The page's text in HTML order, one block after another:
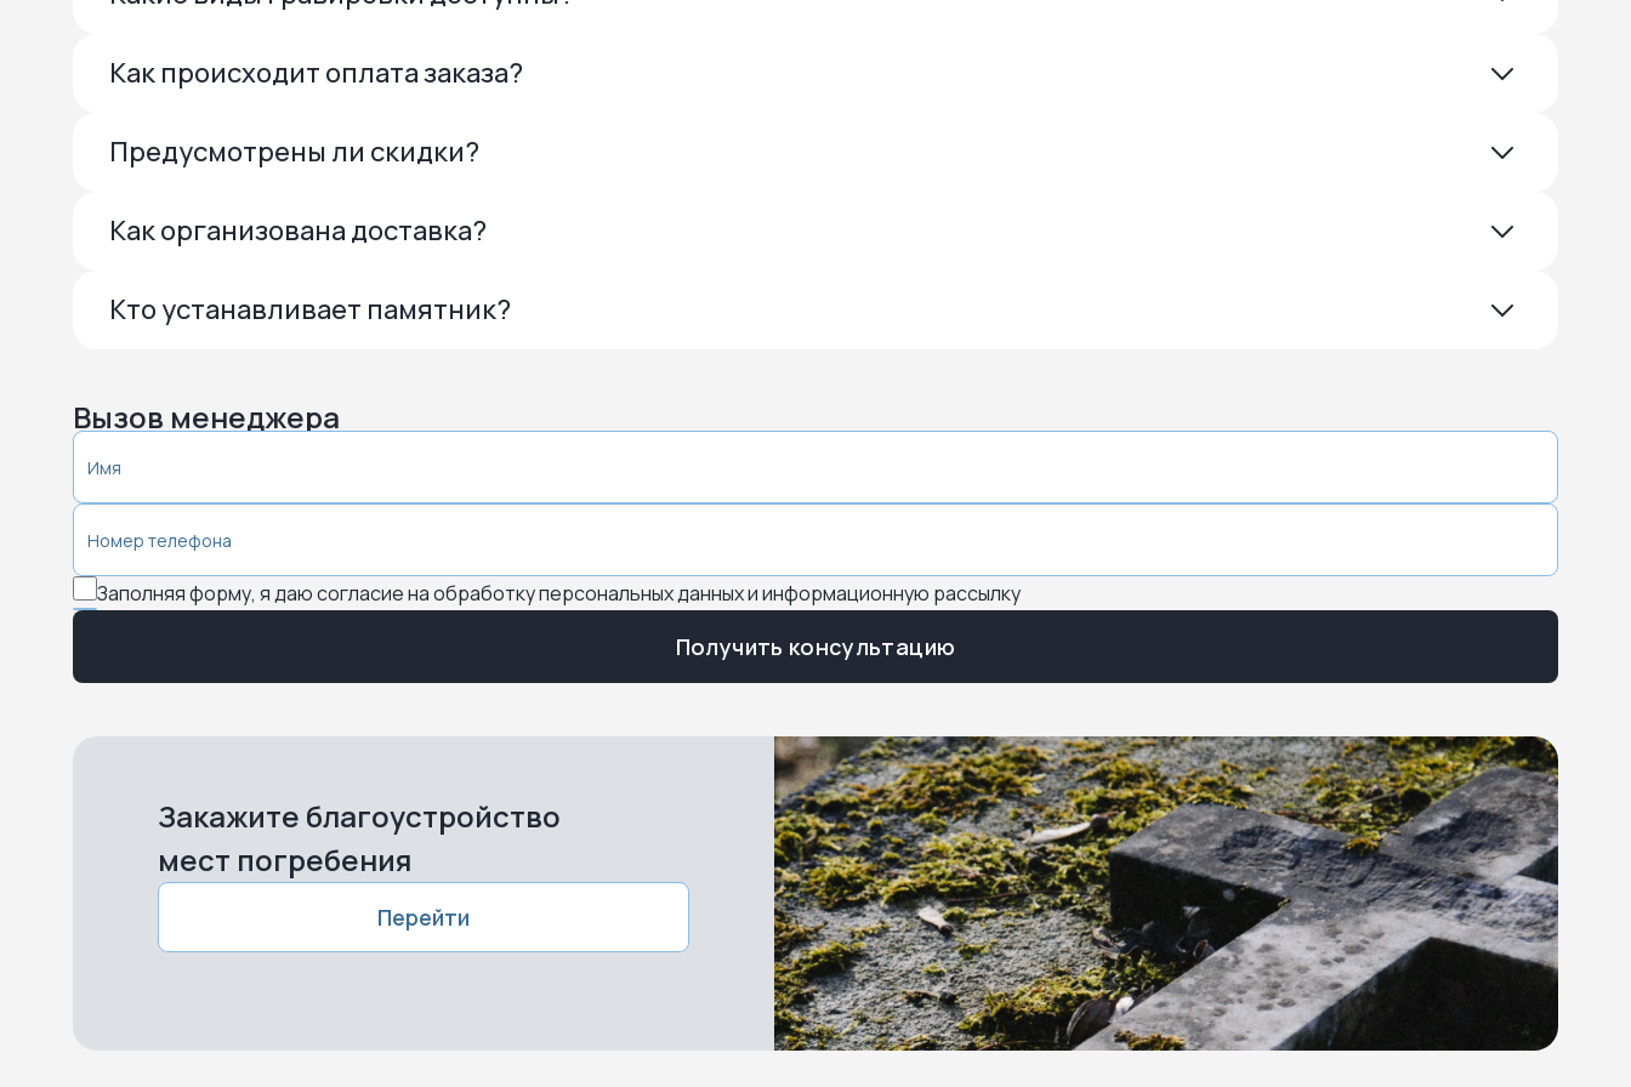
Как происходит оплата заказа?
Предусмотрены ли скидки?
Как организована доставка?
Кто устанавливает памятник?
Вызов менеджера
Заполняя форму, я даю согласие на обработку персональных данных и информационную рассылку
Получить консультацию
Закажите благоустройство
мест погребения
Перейти